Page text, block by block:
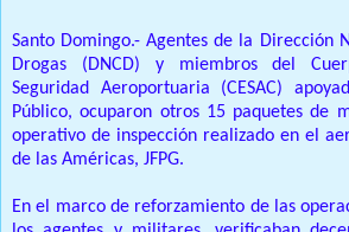
Santo Domingo.- Agentes de la Dirección
Drogas (DNCD) y miembros del
Seguridad Aeroportuaria (CESAC)
Público, ocuparon otros 15 paquetes de
operativo de inspección realizado en el
de las Américas, JFPG.
En el marco de reforzamiento de las